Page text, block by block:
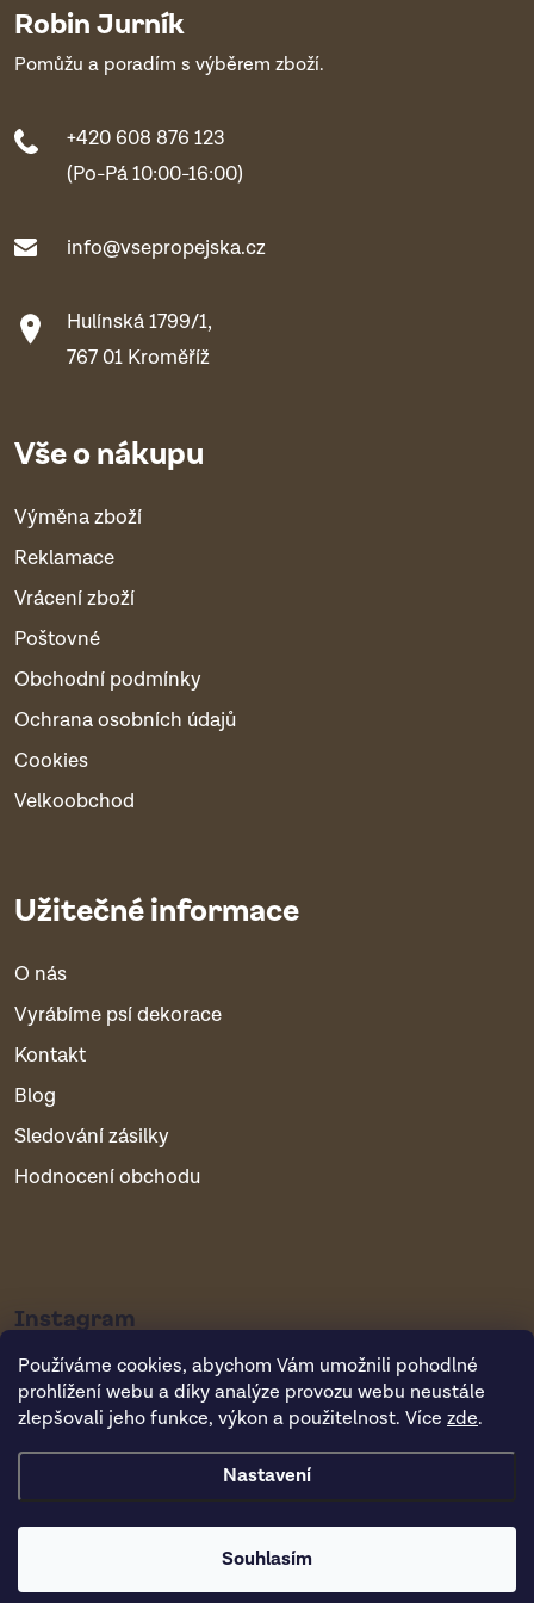
Používáme cookies, abychom Vám umožnili pohodlné
prohlížení webu a díky analýze provozu webu neustále
zlepšovali jeho funkce, výkon a použitelnost. Více zde.
Nastavení
Souhlasím
Robin Jurník
Pomůžu a poradím s výběrem zboží.
+420 608 876 123
(Po-Pá 10:00-16:00)
info@vsepropejska.cz
Hulínská 1799/1,
767 01 Kroměříž
Vše o nákupu
Výměna zboží
Reklamace
Vrácení zboží
Poštovné
Obchodní podmínky
Ochrana osobních údajů
Cookies
Velkoobchod
Užitečné informace
O nás
Vyrábíme psí dekorace
Kontakt
Blog
Sledování zásilky
Hodnocení obchodu
Instagram
Copyright 2026Vsepropejska.cz. Všechna práva vyhrazena.